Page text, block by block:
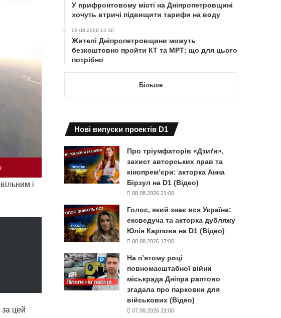
і
за цей
У прифронтовому місті на Дніпропетровщині
хочуть втричі підвищити тарифи на воду
09.08.2026 12:30
Жителі Дніпропетровщини можуть
безкоштовно пройти КТ та МРТ: що для цього
потрібно
Більше
Нові випуски проектів D1
Про тріумфаторів «Дзиґи»,
захист авторських прав та
кінопрем’єри: акторка Анна
Бірзул на D1 (Відео)
08.08.2026 21:00
Голос, який знає вся Україна:
ексведуча та акторка дубляжу
Юлія Карпова на D1 (Відео)
08.08.2026 17:00
На п’ятому році
повномасштабної війни
міськрада Дніпра раптово
згадала про парковки для
військових (Відео)
07.08.2026 21:00